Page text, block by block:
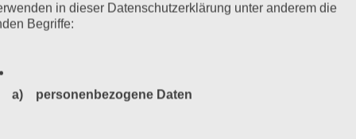
des Auschwitz-Komitees anlässlich der Befreiung des KZ
in dieser Datenschutzerklärung unter anderem die
Begriffe:
a) personenbezogene Daten